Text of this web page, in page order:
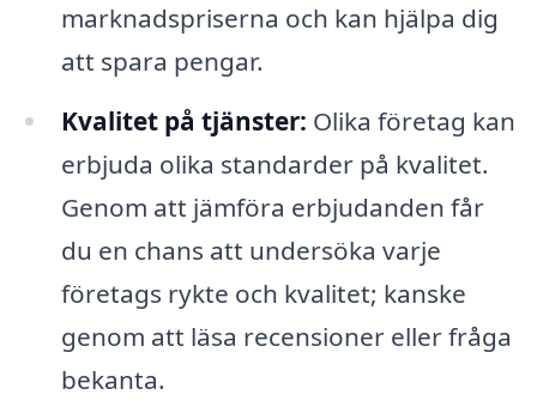
marknadspriserna och kan hjälpa dig
att spara pengar.
Kvalitet på tjänster: Olika företag kan
erbjuda olika standarder på kvalitet.
Genom att jämföra erbjudanden får
du en chans att undersöka varje
företags rykte och kvalitet; kanske
genom att läsa recensioner eller fråga
bekanta.